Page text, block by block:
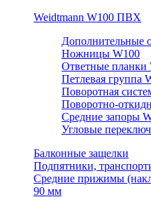
Weidtmann W100 ПВХ
Дополнительные
Ножницы W100
Ответные планки
Петлевая группа
Поворотная
Поворотно-
Средние запоры
Угловые
Балконные защелки
Подпятники,
Средние прижимы
90 мм